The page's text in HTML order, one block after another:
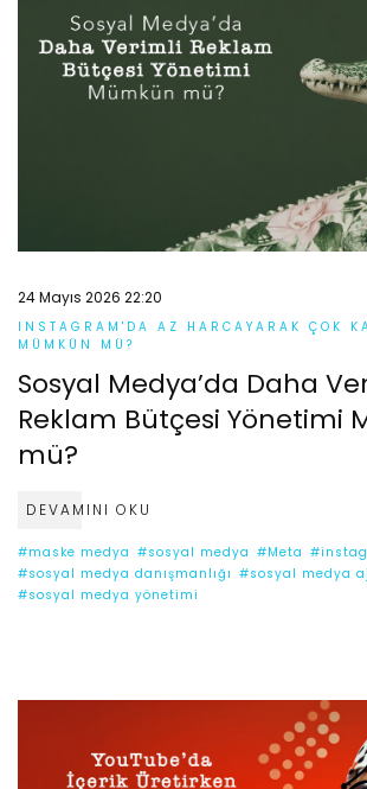
24 Mayıs 2026 22:20
INSTAGRAM'DA AZ HARCAYARAK ÇOK
MÜMKÜN MÜ?
Sosyal Medya’da Daha
Reklam Bütçesi Yönetimi
mü?
DEVAMINI OKU
#maske medya #sosyal medya #Meta
#sosyal medya danışmanlığı #sosyal medya
#sosyal medya yönetimi